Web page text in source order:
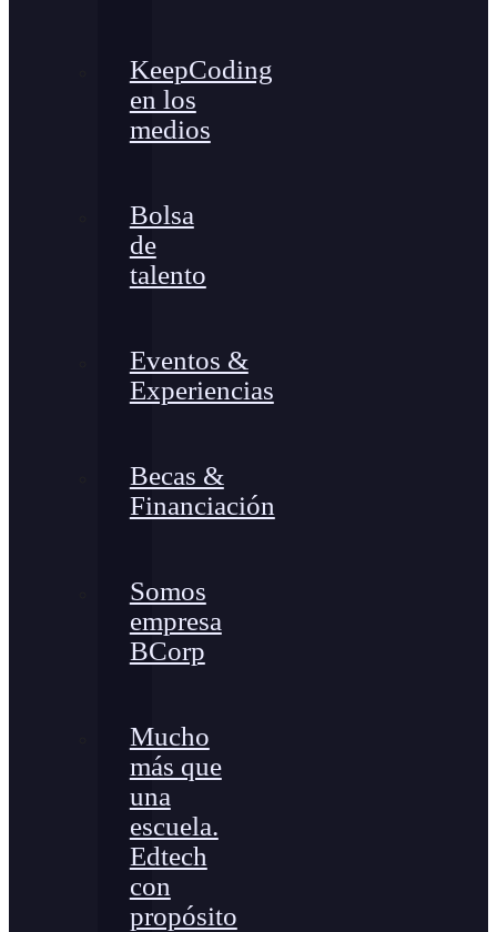
KeepCoding
en los
medios
Bolsa
de
talento
Eventos &
Experiencias
Becas &
Financiación
Somos
empresa
BCorp
Mucho
más que
una
escuela.
Edtech
con
propósito